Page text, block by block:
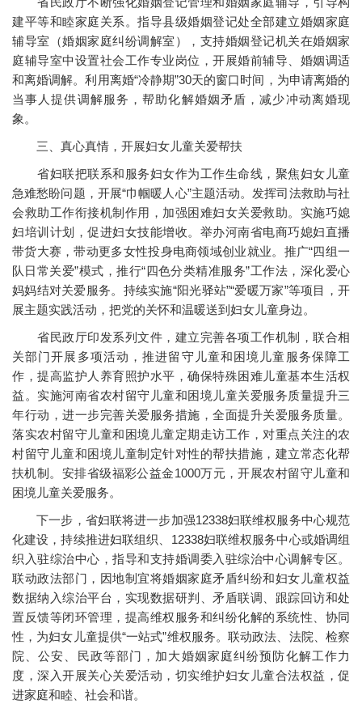
建平等和睦家庭关系。指导县级婚姻登记处全部建立婚姻家庭
辅导室（婚姻家庭纠纷调解室），支持婚姻登记机关在婚姻家
庭辅导室中设置社会工作专业岗位，开展婚前辅导、婚姻调适
和离婚调解。利用离婚“冷静期”30天的窗口时间，为申请离婚的
当事人提供调解服务，帮助化解婚姻矛盾，减少冲动离婚现
象。
三、真心真情，开展妇女儿童关爱帮扶
省妇联把联系和服务妇女作为工作生命线，聚焦妇女儿童
急难愁盼问题，开展“巾帼暖人心”主题活动。发挥司法救助与社
会救助工作衔接机制作用，加强困难妇女关爱救助。实施巧媳
妇培训计划，促进妇女技能增收。举办河南省电商巧媳妇直播
带货大赛，带动更多女性投身电商领域创业就业。推广“四组一
队日常关爱”模式，推行“四色分类精准服务”工作法，深化爱心
妈妈结对关爱服务。持续实施“阳光驿站”“爱暖万家”等项目，开
展主题实践活动，把党的关怀和温暖送到妇女儿童身边。
省民政厅印发系列文件，建立完善各项工作机制，联合相
关部门开展多项活动，推进留守儿童和困境儿童服务保障工
作，提高监护人养育照护水平，确保特殊困难儿童基本生活权
益。实施河南省农村留守儿童和困境儿童关爱服务质量提升三
年行动，进一步完善关爱服务措施，全面提升关爱服务质量。
落实农村留守儿童和困境儿童定期走访工作，对重点关注的农
村留守儿童和困境儿童制定针对性的帮扶措施，建立常态化帮
扶机制。安排省级福彩公益金1000万元，开展农村留守儿童和
困境儿童关爱服务。
下一步，省妇联将进一步加强12338妇联维权服务中心规范
化建设，持续推进妇联组织、12338妇联维权服务中心或婚调组
织入驻综治中心，指导和支持婚调委入驻综治中心调解专区。
联动政法部门，因地制宜将婚姻家庭矛盾纠纷和妇女儿童权益
数据纳入综治平台，实现数据研判、矛盾联调、跟踪回访和处
置反馈等闭环管理，提高维权服务和纠纷化解的系统性、协同
性，为妇女儿童提供“一站式”维权服务。联动政法、法院、检察
院、公安、民政等部门，加大婚姻家庭纠纷预防化解工作力
度，深入开展关心关爱活动，切实维护妇女儿童合法权益，促
进家庭和睦、社会和谐。